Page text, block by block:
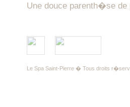
Une douce parenth�se de
Le Spa Saint-Pierre � Tous droits